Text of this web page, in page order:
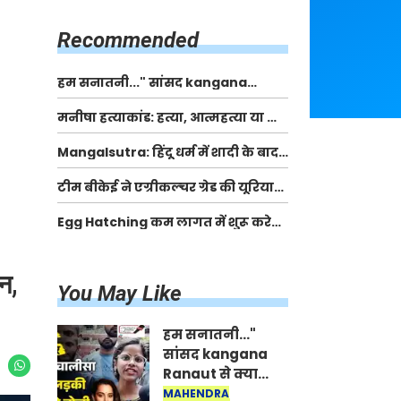
Recommended
हम सनातनी..." सांसद kangana
Ranaut से क्या बोली लड़की? Viral
Jantar-Mantar | CJP protest
मनीषा हत्याकांड: हत्या, आत्महत्या या कोई बड़ा राज?
| Full Story | Josh Haryana
Mangalsutra: हिंदू धर्म में शादी के बाद
मंगलसूत्र क्यों पहनती है महिलाएं, किसने
शुरु की ये परंपरा
टीम बीकेई ने एग्रीकल्चर ग्रेड की यूरिया
खाद गट्टों में बदलकर टेक्निकल ग्रेड में
बेचने वालों पर करवाई कार्रवाई:
Egg Hatching कम लागत में शुरू करे
You May Like
हम सनातनी..."
सांसद kangana
Ranaut से क्या
बोली लड़की? Viral
MAHENDRA